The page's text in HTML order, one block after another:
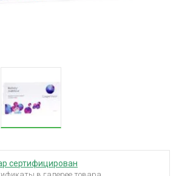
сертифицирован